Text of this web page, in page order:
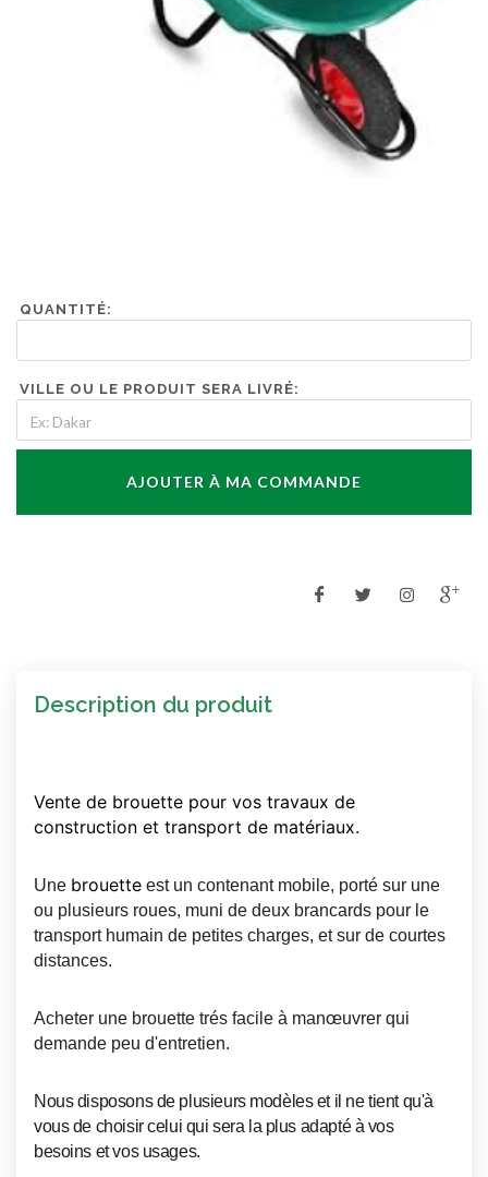
QUANTITÉ:
VILLE OU LE PRODUIT SERA LIVRÉ:
AJOUTER À MA COMMANDE
Description du produit
Vente de brouette pour vos travaux de
construction et transport de matériaux.
Une brouette est un contenant mobile, porté sur une
ou plusieurs roues, muni de deux brancards pour le
transport humain de petites charges, et sur de courtes
distances.
Acheter une brouette trés facile à manœuvrer qui
demande peu d'entretien.
Nous disposons de plusieurs modèles et il ne tient qu'à
vous de choisir celui qui sera la plus adapté à vos
besoins et vos usages.